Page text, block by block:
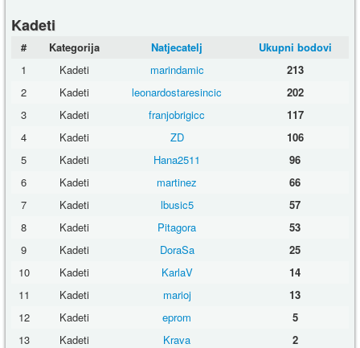
Kadeti
# Kategorija Natjecatelj
Ukupni bodovi
1
Kadeti marindamic
213
2
Kadeti leonardostaresincic
202
3
Kadeti franjobrigicc
117
4
Kadeti ZD
106
5
Kadeti Hana2511
96
6
Kadeti martinez
66
7
Kadeti lbusic5
57
8
Kadeti Pitagora
53
9
Kadeti DoraSa
25
10
Kadeti KarlaV
14
11
Kadeti marioj
13
12
Kadeti eprom
5
13
Kadeti Krava
2